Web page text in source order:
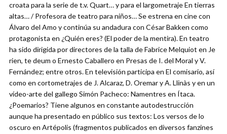
croata para la serie de t.v. Quart… y para el largometraje En tierras
altas… / Profesora de teatro para niños… Se estrena en cine con
Álvaro del Amo y continúa su andadura con César Bakken como
protagonista en ¿Quién eres? (El poder de la mentira). En teatro
ha sido dirigida por directores de la talla de Fabrice Melquiot en Je
rien, te deum o Ernesto Caballero en Presas de I. del Moral y V.
Fernández; entre otros. En televisión participa en El comisario, así
como en cortometrajes de J. Alcaraz, D. Oremar y A. Llinàs y en un
vídeo-arte del gallego Simón Pacheco: Namentres en Ítaca.
¿Poemarios? Tiene algunos en constante autodestrucción
aunque ha presentado en público sus textos: Los versos de lo
oscuro en Artépolis (fragmentos publicados en diversos fanzines